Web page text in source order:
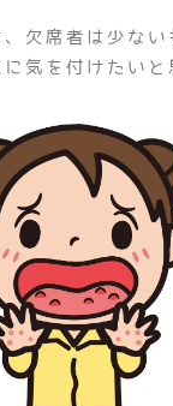
欠席者は少ない
気を付けたいと